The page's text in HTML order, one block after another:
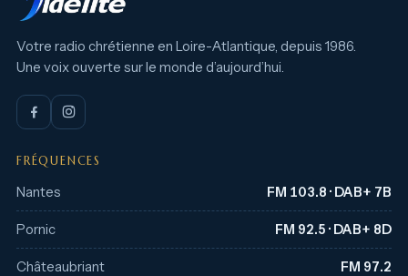
Votre radio chrétienne en Loire-Atlantique, depuis 1986.
Une voix ouverte sur le monde d’aujourd’hui.
FRÉQUENCES
Nantes FM 103.8 · DAB+ 7B
Pornic FM 92.5 · DAB+ 8D
Châteaubriant FM 97.2